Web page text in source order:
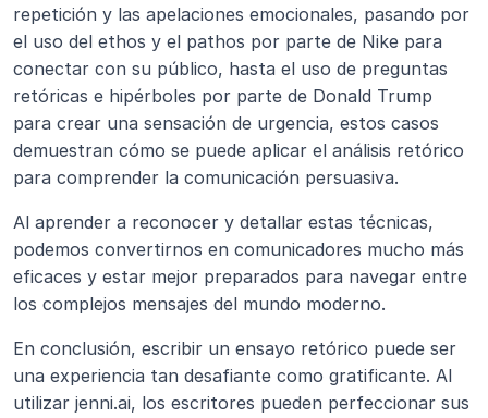
repetición y las apelaciones emocionales, pasando por
el uso del ethos y el pathos por parte de Nike para
conectar con su público, hasta el uso de preguntas
retóricas e hipérboles por parte de Donald Trump
para crear una sensación de urgencia, estos casos
demuestran cómo se puede aplicar el análisis retórico
para comprender la comunicación persuasiva.
Al aprender a reconocer y detallar estas técnicas,
podemos convertirnos en comunicadores mucho más
eficaces y estar mejor preparados para navegar entre
los complejos mensajes del mundo moderno.
En conclusión, escribir un ensayo retórico puede ser
una experiencia tan desafiante como gratificante. Al
utilizar jenni.ai, los escritores pueden perfeccionar sus